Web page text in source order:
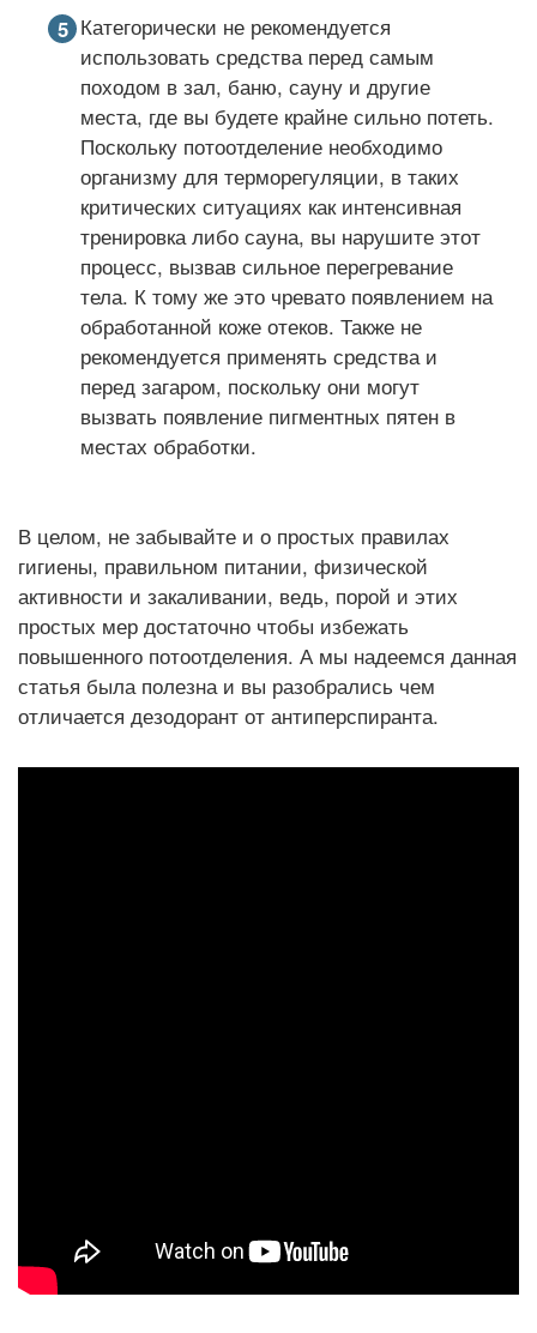
Категорически не рекомендуется
использовать средства перед самым
походом в зал, баню, сауну и другие
места, где вы будете крайне сильно потеть.
Поскольку потоотделение необходимо
организму для терморегуляции, в таких
критических ситуациях как интенсивная
тренировка либо сауна, вы нарушите этот
процесс, вызвав сильное перегревание
тела. К тому же это чревато появлением на
обработанной коже отеков. Также не
рекомендуется применять средства и
перед загаром, поскольку они могут
вызвать появление пигментных пятен в
местах обработки.
В целом, не забывайте и о простых правилах
гигиены, правильном питании, физической
активности и закаливании, ведь, порой и этих
простых мер достаточно чтобы избежать
повышенного потоотделения. А мы надеемся данная
статья была полезна и вы разобрались чем
отличается дезодорант от антиперспиранта.